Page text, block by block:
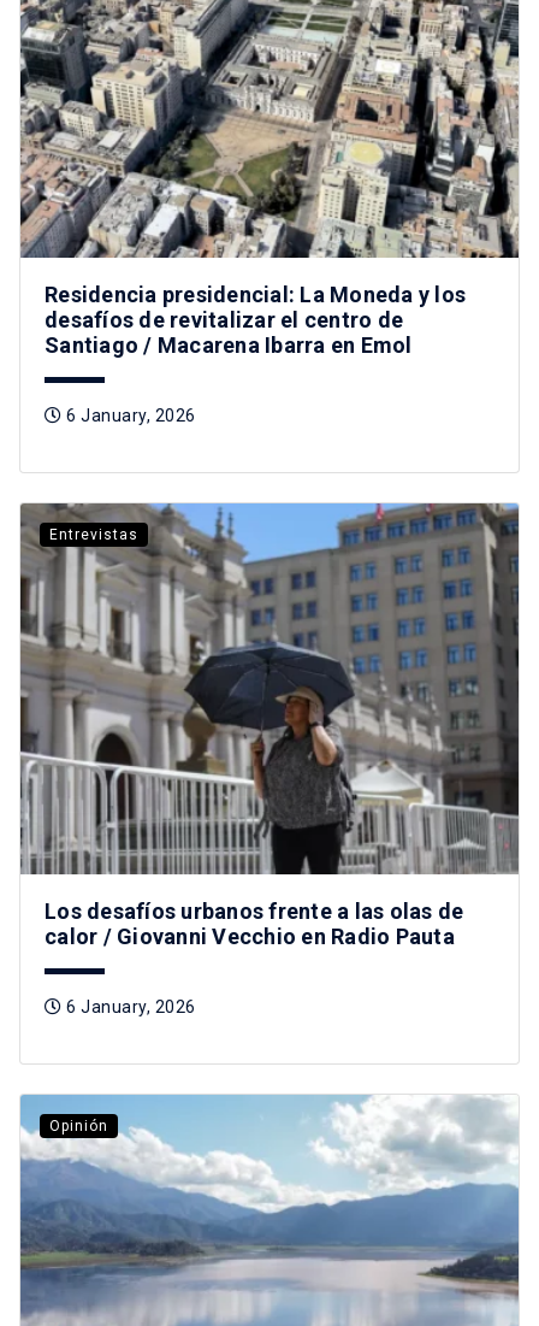
Residencia presidencial: La Moneda y los
desafíos de revitalizar el centro de
Santiago / Macarena Ibarra en Emol
6 January, 2026
Entrevistas
Los desafíos urbanos frente a las olas de
calor / Giovanni Vecchio en Radio Pauta
6 January, 2026
Opinión